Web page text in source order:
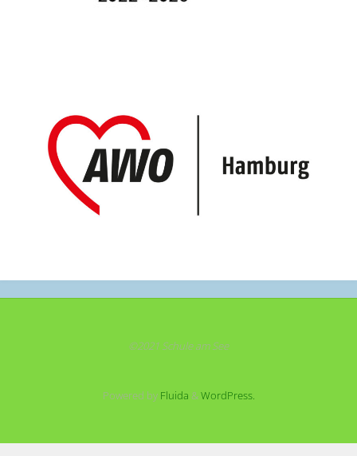
©2021 Schule am See
Powered byFluida &WordPress.